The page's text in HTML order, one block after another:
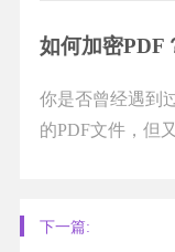
如何加密PDF
你是否曾经遇到
的PDF文件，但
下一篇: